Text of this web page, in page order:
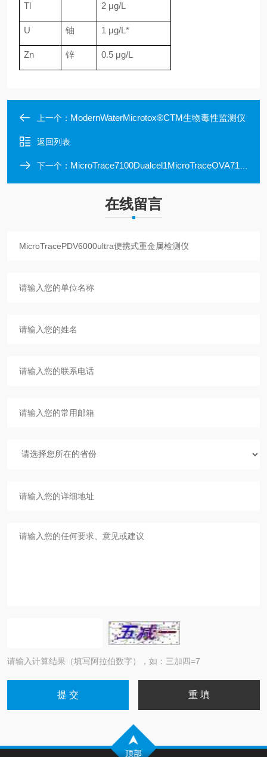
Tl 2 μg/L
U 铀 1 μg/L*
Zn 锌 0.5 μg/L
上一个： ModernWaterMicrotox®CTM生物毒性监测仪
返回列表
下一个： MicroTrace7100Dualcel1MicroTraceOVA7100在线重金属监测仪
在线留言
请输入计算结果（填写阿拉伯数字），如：三加四=7